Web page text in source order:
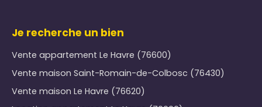
Je recherche un bien
Vente appartement Le Havre (76600)
Vente maison Saint-Romain-de-Colbosc (76430)
Vente maison Le Havre (76620)